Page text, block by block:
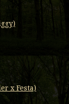
x Festa)